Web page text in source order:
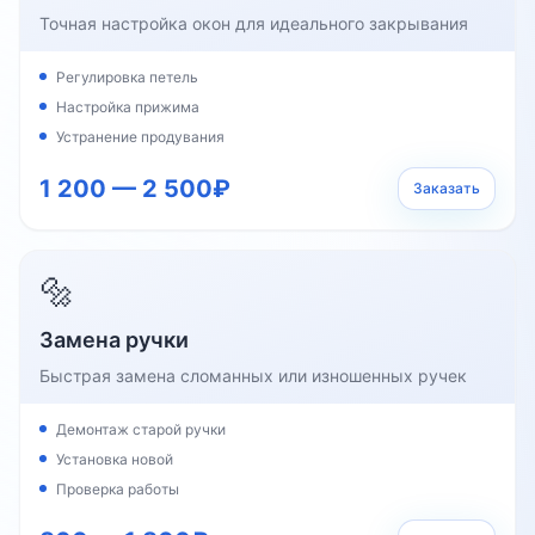
Точная настройка окон для идеального закрывания
Регулировка петель
Настройка прижима
Устранение продувания
1 200 — 2 500₽ Заказать
🔩
Замена ручки
Быстрая замена сломанных или изношенных ручек
Демонтаж старой ручки
Установка новой
Проверка работы